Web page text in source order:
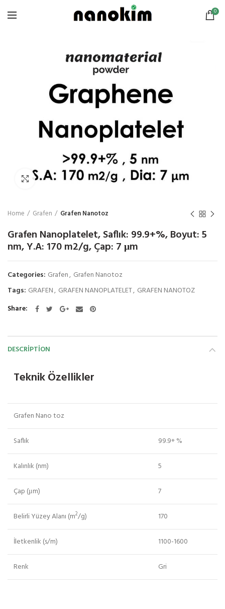
0
Click to enlarge
Home Grafen Grafen Nanotoz
Grafen Nanoplatelet, Saflık: 99.9+%, Boyut: 5
nm, Y.A: 170 m2/g, Çap: 7 μm
Categories: Grafen, Grafen Nanotoz
Tags: GRAFEN, GRAFEN NANOPLATELET, GRAFEN NANOTOZ
Share
DESCRIPTION
Teknik Özellikler
Grafen Nano toz
Saflık 99.9+ %
Kalınlık (nm) 5
Çap (μm) 7
Belirli Yüzey Alanı (m2/g) 170
İletkenlik (s/m) 1100-1600
Renk Gri